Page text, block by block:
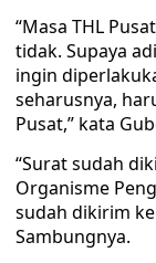
“Masa THL
tidak. Supaya
ingin
seharusnya,
Pusat,” kata
“Surat sudah
Organisme
sudah dikirim ke
Sambungnya.